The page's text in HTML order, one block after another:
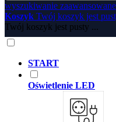
wyszukiwanie zaawansowane
Koszyk Twój koszyk jest
Twój koszyk jest pusty ...
START
Oświetlenie LED